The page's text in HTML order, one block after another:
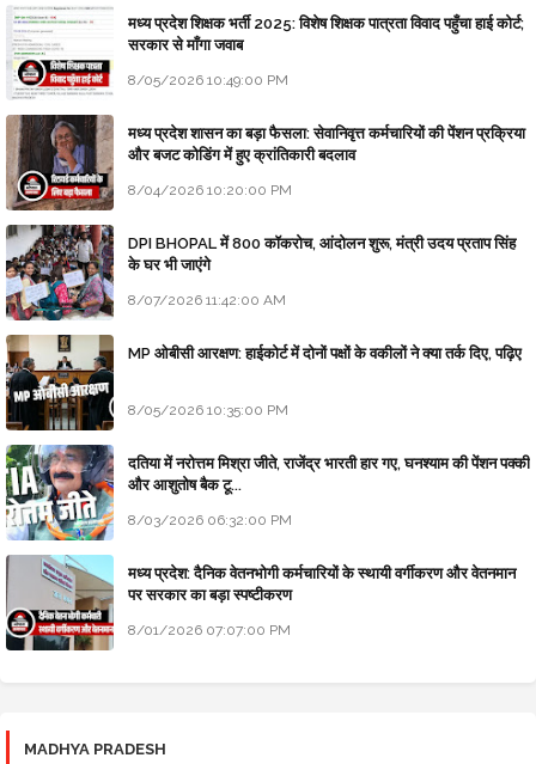
मध्य प्रदेश शिक्षक भर्ती 2025: विशेष शिक्षक पात्रता विवाद पहुँचा हाई कोर्ट;
सरकार से माँगा जवाब
8/05/2026 10:49:00 PM
मध्य प्रदेश शासन का बड़ा फैसला: सेवानिवृत्त कर्मचारियों की पेंशन प्रक्रिया
और बजट कोडिंग में हुए क्रांतिकारी बदलाव
8/04/2026 10:20:00 PM
DPI BHOPAL में 800 कॉकरोच, आंदोलन शुरू, मंत्री उदय प्रताप सिंह
के घर भी जाएंगे
8/07/2026 11:42:00 AM
MP ओबीसी आरक्षण: हाईकोर्ट में दोनों पक्षों के वकीलों ने क्या तर्क दिए, पढ़िए
8/05/2026 10:35:00 PM
दतिया में नरोत्तम मिश्रा जीते, राजेंद्र भारती हार गए, घनश्याम की पेंशन पक्की
और आशुतोष बैक टू...
8/03/2026 06:32:00 PM
मध्य प्रदेश: दैनिक वेतनभोगी कर्मचारियों के स्थायी वर्गीकरण और वेतनमान
पर सरकार का बड़ा स्पष्टीकरण
8/01/2026 07:07:00 PM
MADHYA PRADESH